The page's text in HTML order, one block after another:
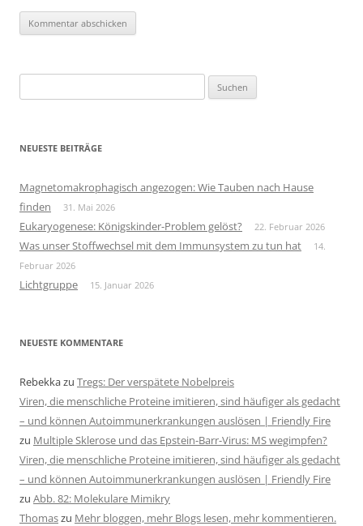
nach:
NEUESTE BEITRÄGE
Magnetomakrophagisch angezogen: Wie Tauben nach Hause
finden
31. Mai 2026
Eukaryogenese: Königskinder-Problem gelöst? 22. Februar 2026
Was unser Stoffwechsel mit dem Immunsystem zu tun hat
14.
Februar 2026
Lichtgruppe 15. Januar 2026
NEUESTE KOMMENTARE
Rebekkazu Tregs: Der verspätete Nobelpreis
Viren, die menschliche Proteine imitieren, sind häufiger als gedacht
– und können Autoimmunerkrankungen auslösen | Friendly Fire
zu Multiple Sklerose und das Epstein-Barr-Virus: MS wegimpfen?
Viren, die menschliche Proteine imitieren, sind häufiger als gedacht
– und können Autoimmunerkrankungen auslösen | Friendly Fire
zu Abb. 82: Molekulare Mimikry
Thomaszu Mehr bloggen, mehr Blogs lesen, mehr kommentieren.